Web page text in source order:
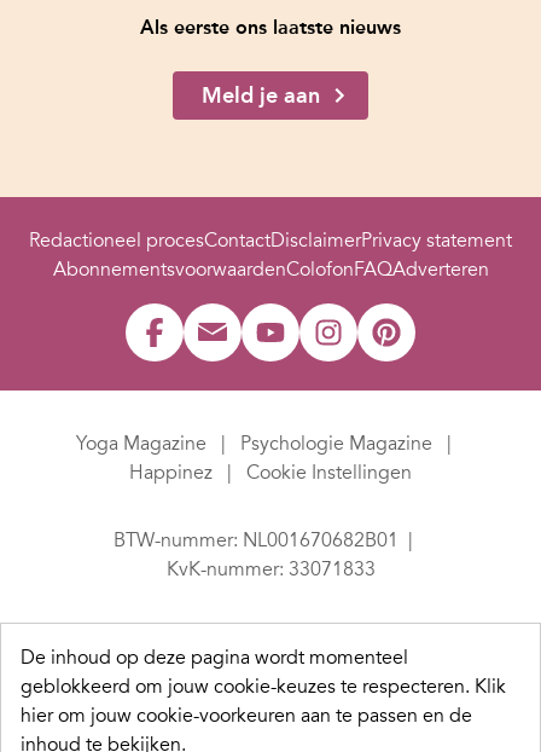
Als eerste ons laatste nieuws
Meld je aan
Redactioneel procesContactDisclaimerPrivacy statement
AbonnementsvoorwaardenColofonFAQAdverteren
Yoga Magazine
Psychologie Magazine
Happinez
Cookie Instellingen
BTW-nummer: NL001670682B01
KvK-nummer: 33071833
De inhoud op deze pagina wordt momenteel
geblokkeerd om jouw cookie-keuzes te respecteren. Klik
hier om jouw cookie-voorkeuren aan te passen en de
inhoud te bekijken.